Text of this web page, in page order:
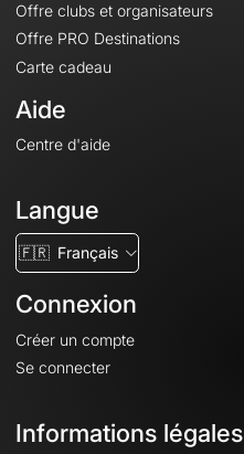
Offre clubs et organisateurs
Offre PRO Destinations
Carte cadeau
Aide
Centre d'aide
Langue
🇫🇷 Français
Connexion
Créer un compte
Se connecter
Informations légales